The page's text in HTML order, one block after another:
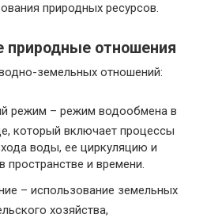
природных ресурсов.
природные отношения
земельных отношений:
режим – режим водообмена в
который включает процессы
воды, ее циркуляцию и
пространстве и времени.
– использование земельных
хозяйства,